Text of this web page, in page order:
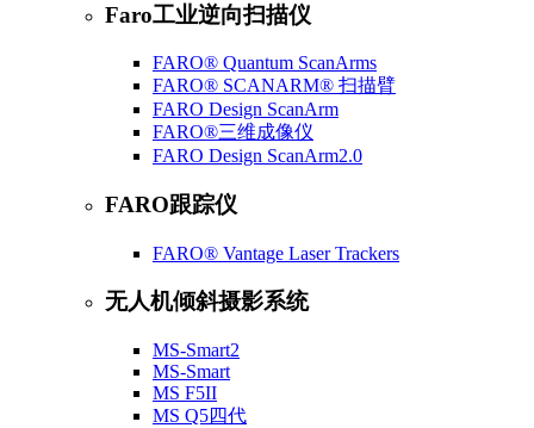
Faro工业逆向扫描仪
FARO® Quantum ScanArms
FARO® SCANARM® 扫描臂
FARO Design ScanArm
FARO®三维成像仪
FARO Design ScanArm2.0
FARO跟踪仪
FARO® Vantage Laser Trackers
无人机倾斜摄影系统
MS-Smart2
MS-Smart
MS F5II
MS Q5四代